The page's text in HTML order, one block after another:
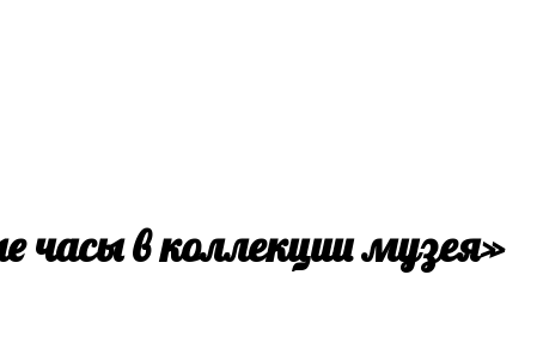
часы в коллекции музея»